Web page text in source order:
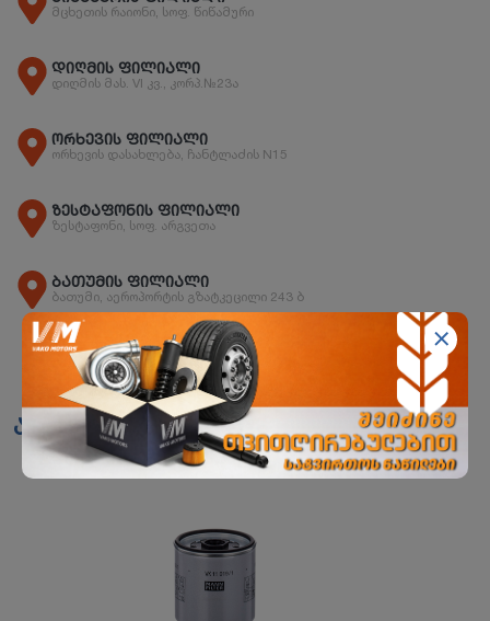
მცხეთის რაიონი, სოფ. წიწამური
დიღმის ფილიალი
დიღმის მას. VI კვ., კორპ.№23ა
ორხევის ფილიალი
ორხევის დასახლება, ჩანტლაძის N15
ზესტაფონის ფილიალი
ზესტაფონი, სოფ. არგვეთა
ბათუმის ფილიალი
ბათუმი, აეროპორტის გზატკეცილი 243 ბ
ანალოგები